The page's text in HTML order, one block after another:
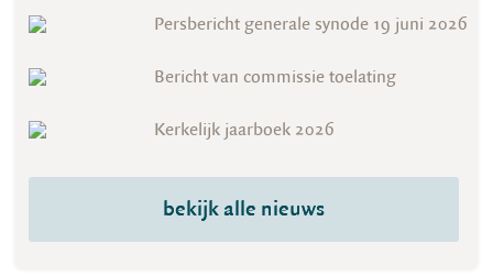
Persbericht generale synode 19 juni 2026
Bericht van commissie toelating
Kerkelijk jaarboek 2026
bekijk alle nieuws